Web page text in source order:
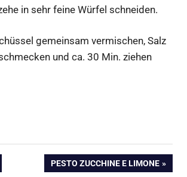
in sehr feine Würfel schneiden.
gemeinsam vermischen, Salz
und ca. 30 Min. ziehen
NÄCHSTER
PESTO ZUCCHINE E LIMONE